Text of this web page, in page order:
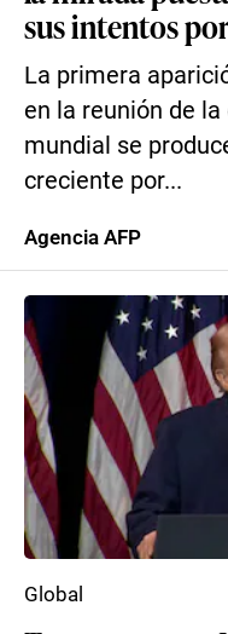
sus intentos
La primera
en la reunión de
mundial se
creciente por...
Agencia AFP
Global